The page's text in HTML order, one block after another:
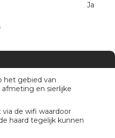
het gebied van
en sierlijke
de wifi waardoor
haard tegelijk kunnen
Ja